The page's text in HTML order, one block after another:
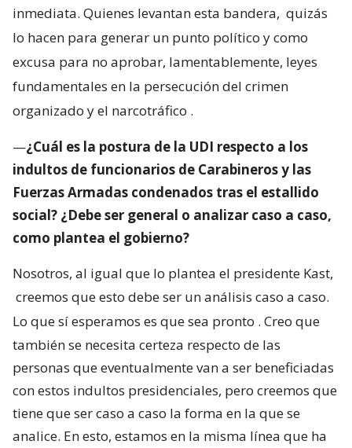
inmediata. Quienes levantan esta bandera, quizás
lo hacen para generar un punto político y como
excusa para no aprobar, lamentablemente, leyes
fundamentales en la persecución del crimen
organizado y el narcotráfico .
—¿Cuál es la postura de la UDI respecto a los
indultos de funcionarios de Carabineros y las
Fuerzas Armadas condenados tras el estallido
social? ¿Debe ser general o analizar caso a caso,
como plantea el gobierno?
Nosotros, al igual que lo plantea el presidente Kast,
creemos que esto debe ser un análisis caso a caso.
Lo que sí esperamos es que sea pronto . Creo que
también se necesita certeza respecto de las
personas que eventualmente van a ser beneficiadas
con estos indultos presidenciales, pero creemos que
tiene que ser caso a caso la forma en la que se
analice. En esto, estamos en la misma línea que ha